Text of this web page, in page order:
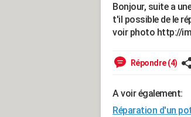
Bonjour, suite a
t'il possible de le
voir photo http://
Répondre (4)
A voir également:
Réparation d'un